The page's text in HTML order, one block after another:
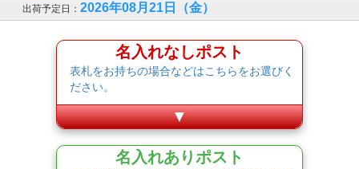
出荷予定日： 2026年08月21日 （金）
名入れなしポスト
表札をお持ちの場合などはこちらをお選びく
ださい。
▼
名入れありポスト